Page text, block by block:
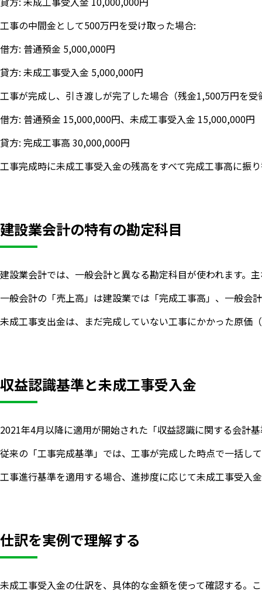
工事の中間金として500万円を受け取った場合:
借方: 普通預金 5,000,000円
貸方: 未成工事受入金 5,000,000円
工事が完成し、引き渡しが完了した場合（残金1,500万円を受
借方: 普通預金 15,000,000円、未成工事受入金 15,000,000円
貸方: 完成工事高 30,000,000円
工事完成時に未成工事受入金の残高をすべて完成工事高に振
建設業会計の特有の勘定科目
建設業会計では、一般会計と異なる勘定科目が使われます。
一般会計の「売上高」は建設業では「完成工事高」、一般会
未成工事支出金は、まだ完成していない工事にかかった原価
収益認識基準と未成工事受入金
2021年4月以降に適用が開始された「収益認識に関する会計
従来の「工事完成基準」では、工事が完成した時点で一括し
工事進行基準を適用する場合、進捗度に応じて未成工事受入
仕訳を実例で理解する
未成工事受入金の仕訳を、具体的な金額を使って確認する。